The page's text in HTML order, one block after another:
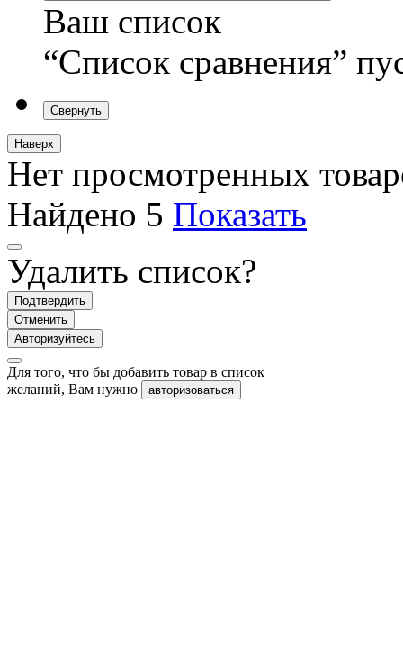
Ваш список
“Список сравнения”
Свернуть
Наверх
Нет просмотренных
Найдено 5 Показать
Удалить список?
Подтвердить
Отменить
Авторизуйтесь
Для того, что бы добавить товар в список
желаний, Вам нужно
авторизоваться